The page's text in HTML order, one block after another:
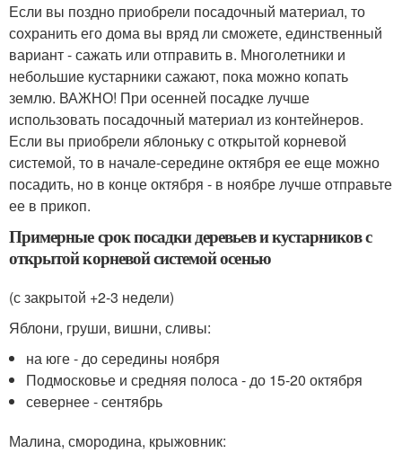
Если вы поздно приобрели посадочный материал, то
сохранить его дома вы вряд ли сможете, единственный
вариант - сажать или отправить в. Многолетники и
небольшие кустарники сажают, пока можно копать
землю. ВАЖНО! При осенней посадке лучше
использовать посадочный материал из контейнеров.
Если вы приобрели яблоньку с открытой корневой
системой, то в начале-середине октября ее еще можно
посадить, но в конце октября - в ноябре лучше отправьте
ее в прикоп.
Примерные срок посадки деревьев и кустарников с
открытой корневой системой осенью
(с закрытой +2-3 недели)
Яблони, груши, вишни, сливы:
на юге - до середины ноября
Подмосковье и средняя полоса - до 15-20 октября
севернее - сентябрь
Малина, смородина, крыжовник: